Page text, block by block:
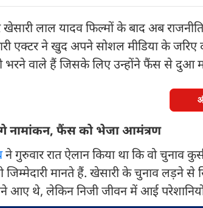
खेसारी लाल यादव फिल्मों के बाद अब
एक्टर ने खुद अपने सोशल मीडिया के
भरने वाले हैं जिसके लिए उन्होंने फैंस से दुआ
नामांकन, फैंस को भेजा आमंत्रण
ने गुरुवार रात ऐलान किया था कि वो चुनाव
जिम्मेदारी मानते हैं. खेसारी के चुनाव
आए थे, लेकिन निजी जीवन में आई